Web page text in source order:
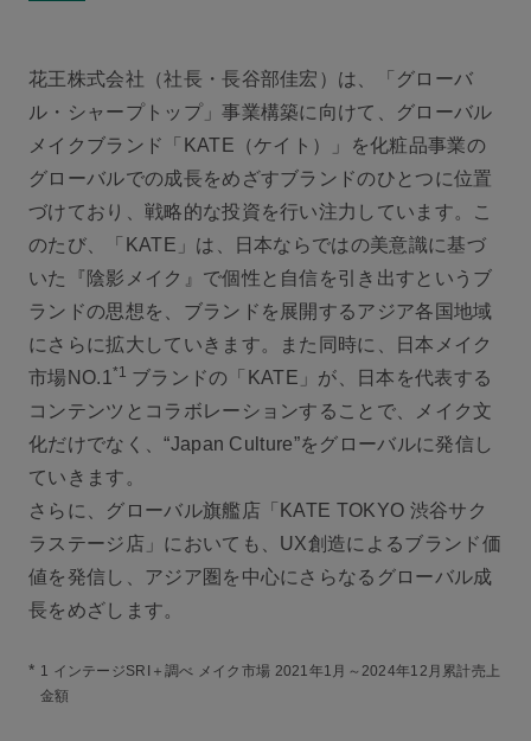
花王株式会社（社長・長谷部佳宏）は、「グローバ
ル・シャープトップ」事業構築に向けて、グローバル
メイクブランド「KATE（ケイト）」を化粧品事業の
グローバルでの成長をめざすブランドのひとつに位置
づけており、戦略的な投資を行い注力しています。こ
のたび、「KATE」は、日本ならではの美意識に基づ
いた『陰影メイク』で個性と自信を引き出すというブ
ランドの思想を、ブランドを展開するアジア各国地域
にさらに拡大していきます。また同時に、日本メイク
市場NO.1 *1 ブランドの「KATE」が、日本を代表する
コンテンツとコラボレーションすることで、メイク文
化だけでなく、“Japan Culture”をグローバルに発信し
ていきます。
さらに、グローバル旗艦店「KATE TOKYO 渋谷サク
ラステージ店」においても、UX創造によるブランド価
値を発信し、アジア圏を中心にさらなるグローバル成
長をめざします。
* 1 インテージSRI＋調べ メイク市場 2021年1月～2024年12月累計売上
金額